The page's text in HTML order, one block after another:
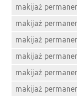
makijaż
makijaż
makijaż
makijaż
makijaż
makijaż